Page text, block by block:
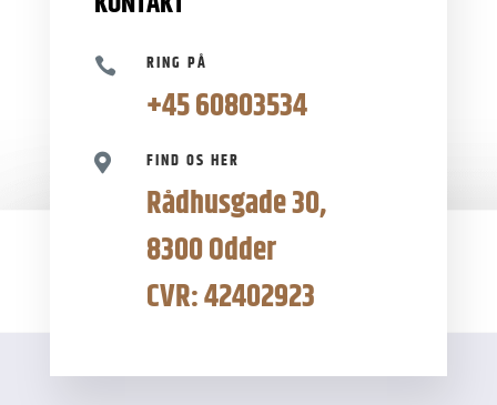
 RING PÅ
+45 60803534
 FIND OS HER
Rådhusgade 30,
8300 Odder
CVR: 42402923